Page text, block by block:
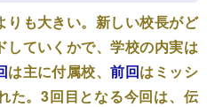
りも大きい。新しい校長がど
していくかで、学校の内実は
は主に付属校、前回はミッシ
た。3回目となる今回は、伝